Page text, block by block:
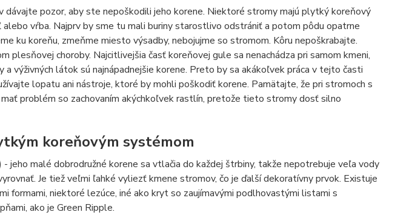
pozor, aby ste nepoškodili jeho korene. Niektoré stromy majú plytký koreňový
vŕba. Najprv by sme tu mali buriny starostlivo odstrániť a potom pôdu opatrne
ku koreňu, zmeňme miesto výsadby, nebojujme so stromom. Kôru nepoškrabajte.
plesňovej choroby. Najcitlivejšia časť koreňovej gule sa nenachádza pri samom kmeni,
výživných látok sú najnápadnejšie korene. Preto by sa akákoľvek práca v tejto časti
lopatu ani nástroje, ktoré by mohli poškodiť korene. Pamätajte, že pri stromoch s
problém so zachovaním akýchkoľvek rastlín, pretože tieto stromy dosť silno
koreňovým systémom
- jeho malé dobrodružné korene sa vtlačia do každej štrbiny, takže nepotrebuje veľa vody
Je tiež veľmi ľahké vyliezť kmene stromov, čo je ďalší dekoratívny prvok. Existuje
formami, niektoré lezúce, iné ako kryt so zaujímavými podlhovastými listami s
ako je Green Ripple.